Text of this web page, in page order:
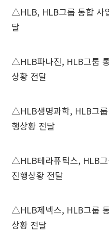
△HLB, HLB그룹 통합 사
달
△HLB파나진, HLB그룹
상황 전달
△HLB생명과학, HLB그
행상황 전달
△HLB테라퓨틱스, HLB
진행상황 전달
△HLB제넥스, HLB그룹
상황 전달